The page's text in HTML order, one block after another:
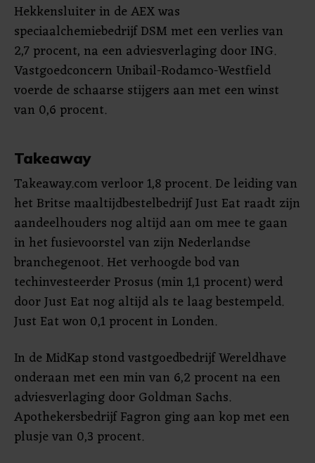
Hekkensluiter in de AEX was
speciaalchemiebedrijf DSM met een verlies van
2,7 procent, na een adviesverlaging door ING.
Vastgoedconcern Unibail-Rodamco-Westfield
voerde de schaarse stijgers aan met een winst
van 0,6 procent.
Takeaway
Takeaway.com verloor 1,8 procent. De leiding van
het Britse maaltijdbestelbedrijf Just Eat raadt zijn
aandeelhouders nog altijd aan om mee te gaan
in het fusievoorstel van zijn Nederlandse
branchegenoot. Het verhoogde bod van
techinvesteerder Prosus (min 1,1 procent) werd
door Just Eat nog altijd als te laag bestempeld.
Just Eat won 0,1 procent in Londen.
In de MidKap stond vastgoedbedrijf Wereldhave
onderaan met een min van 6,2 procent na een
adviesverlaging door Goldman Sachs.
Apothekersbedrijf Fagron ging aan kop met een
plusje van 0,3 procent.